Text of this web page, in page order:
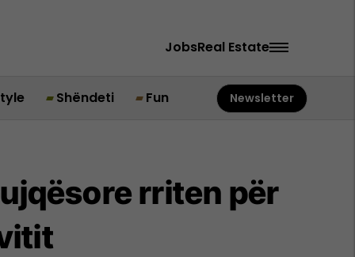
JobsReal Estate
Shëndeti Fun Newsletter
rriten për